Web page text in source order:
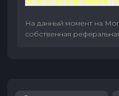
На данный момент на
собственная